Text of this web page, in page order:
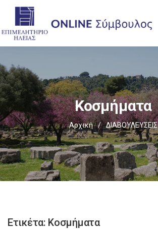
Κοσμήματα
Αρχική / ΔΙΑΒΟΥΛΕΥΣΕΙΣ
Ετικέτα: Κοσμήματα